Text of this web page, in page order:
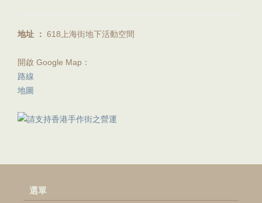
地址 ： 618上海街地下活動空間
開啟 Google Map：
路線
地圖
選單